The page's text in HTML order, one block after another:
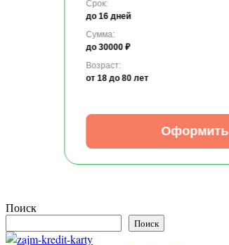
Срок:
до 16 дней
Сумма:
до 30000 ₽
Возраст:
от 18 до 80 лет
Оформить
Поиск
Поиск